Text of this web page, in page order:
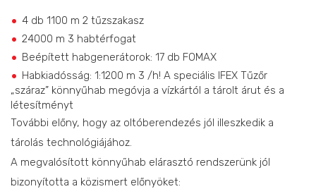
4 db 1100 m 2 tűzszakasz
24000 m 3 habtérfogat
Beépített habgenerátorok: 17 db FOMAX
Habkiadósság: 1:1200 m 3 /h! A speciális IFEX Tűzőr
„száraz” könnyűhab megóvja a vízkártól a tárolt árut és a
létesítményt
További előny, hogy az oltóberendezés jól illeszkedik a
tárolás technológiájához.
A megvalósított könnyűhab elárasztó rendszerünk jól
bizonyította a közismert előnyöket: